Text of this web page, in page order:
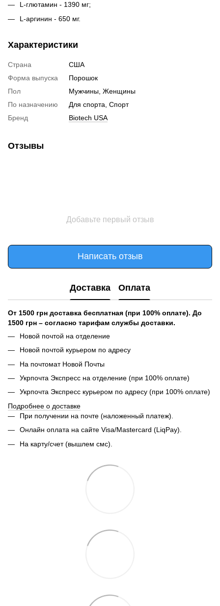
L-глютамин - 1390 мг;
L-аргинин - 650 мг.
Характеристики
Страна
США
Форма выпуска
Порошок
Пол
Мужчины, Женщины
По назначению
Для спорта, Спорт
Бренд
Biotech USA
Отзывы
Добавьте первый отзыв
Написать отзыв
Доставка Оплата
От 1500 грн доставка бесплатная (при 100% оплате). До
1500 грн – согласно тарифам службы доставки.
Новой почтой на отделение
Новой почтой курьером по адресу
На почтомат Новой Почты
Укрпочта Экспресс на отделение (при 100% оплате)
Укрпочта Экспресс курьером по адресу (при 100% оплате)
Подробнее о доставке
При получении на почте (наложенный платеж).
Онлайн оплата на сайте Visa/Mastercard (LiqPay).
На карту/счет (вышлем смс).